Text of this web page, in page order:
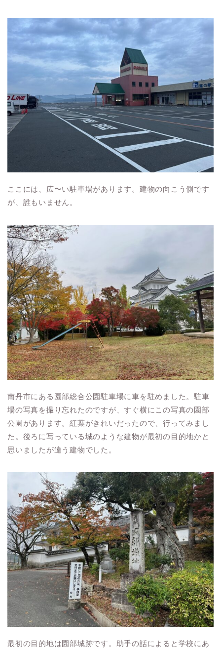
ここには、広〜い駐車場があります。建物の向こう側です
が、誰もいません。
南丹市にある園部総合公園駐車場に車を駐めました。駐車
場の写真を撮り忘れたのですが、すぐ横にこの写真の園部
公園があります。紅葉がきれいだったので、行ってみまし
た。後ろに写っている城のような建物が最初の目的地かと
思いましたが違う建物でした。
最初の目的地は園部城跡です。助手の話によると学校にあ